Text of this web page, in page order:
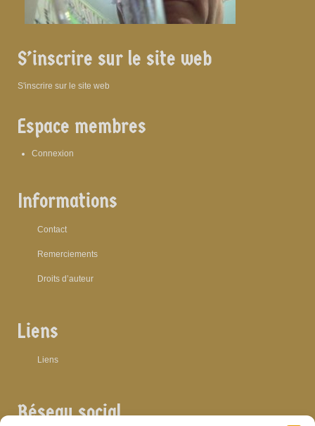
S’inscrire sur le site web
S'inscrire sur le site web
Espace membres
Connexion
Informations
Contact
Remerciements
Droits d’auteur
Liens
Liens
Réseau social